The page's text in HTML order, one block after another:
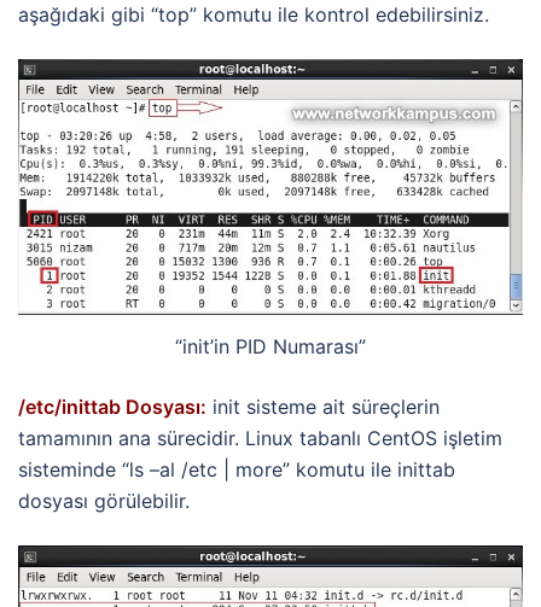
aşağıdaki gibi “top” komutu ile kontrol edebilirsiniz.
“init’in PID Numarası”
/etc/inittab Dosyası: init sisteme ait süreçlerin
tamamının ana sürecidir. Linux tabanlı CentOS işletim
sisteminde “ls –al /etc | more” komutu ile inittab
dosyası görülebilir.